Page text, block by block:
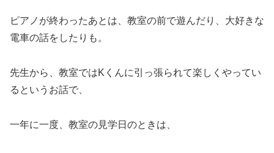
ピアノが終わったあとは、教室の前で遊んだり、大好きな
電車の話をしたりも。
先生から、教室ではKくんに引っ張られて楽しくやってい
るというお話で、
一年に一度、教室の見学日のときは、